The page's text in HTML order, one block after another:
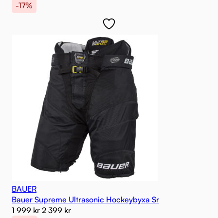
-17%
BAUER
Bauer Supreme Ultrasonic Hockeybyxa Sr
1 999 kr 2 399 kr